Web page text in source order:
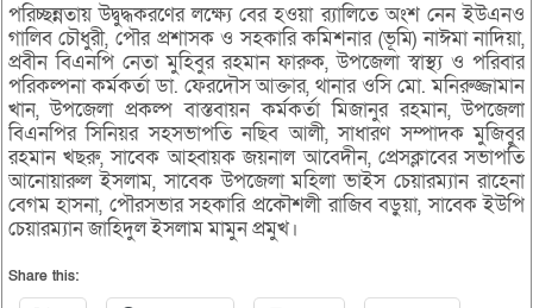
পরিচ্ছন্নতায় উদ্বুদ্ধকরণের লক্ষ্যে বের হওয়া র‌্যালিতে অংশ নেন ইউএনও
গালিব চৌধুরী, পৌর প্রশাসক ও সহকারি কমিশনার (ভূমি) নাঈমা নাদিয়া,
প্রবীন বিএনপি নেতা মুহিবুর রহমান ফারুক, উপজেলা স্বাস্থ্য ও পরিবার
পরিকল্পনা কর্মকর্তা ডা. ফেরদৌস আক্তার, থানার ওসি মো. মনিরুজ্জামান
খান, উপজেলা প্রকল্প বাস্তবায়ন কর্মকর্তা মিজানুর রহমান, উপজেলা
বিএনপির সিনিয়র সহসভাপতি নছিব আলী, সাধারণ সম্পাদক মুজিবুর
রহমান খছরু, সাবেক আহ্বায়ক জয়নাল আবেদীন, প্রেসক্লাবের সভাপতি
আনোয়ারুল ইসলাম, সাবেক উপজেলা মহিলা ভাইস চেয়ারম্যান রাহেনা
বেগম হাসনা, পৌরসভার সহকারি প্রকৌশলী রাজিব বড়ুয়া, সাবেক ইউপি
চেয়ারম্যান জাহিদুল ইসলাম মামুন প্রমুখ।
Share this: